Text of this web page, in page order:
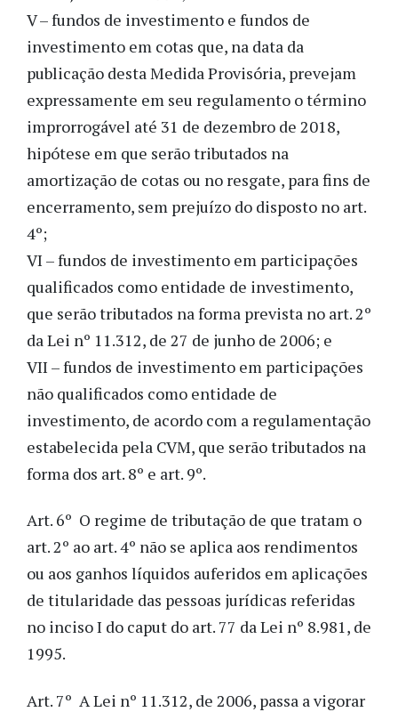
V – fundos de investimento e fundos de
investimento em cotas que, na data da
publicação desta Medida Provisória, prevejam
expressamente em seu regulamento o término
improrrogável até 31 de dezembro de 2018,
hipótese em que serão tributados na
amortização de cotas ou no resgate, para fins de
encerramento, sem prejuízo do disposto no art.
4º;
VI – fundos de investimento em participações
qualificados como entidade de investimento,
que serão tributados na forma prevista no art. 2º
da Lei nº 11.312, de 27 de junho de 2006; e
VII – fundos de investimento em participações
não qualificados como entidade de
investimento, de acordo com a regulamentação
estabelecida pela CVM, que serão tributados na
forma dos art. 8º e art. 9º.
Art. 6º O regime de tributação de que tratam o
art. 2º ao art. 4º não se aplica aos rendimentos
ou aos ganhos líquidos auferidos em aplicações
de titularidade das pessoas jurídicas referidas
no inciso I do caput do art. 77 da Lei nº 8.981, de
1995.
Art. 7º A Lei nº 11.312, de 2006, passa a vigorar